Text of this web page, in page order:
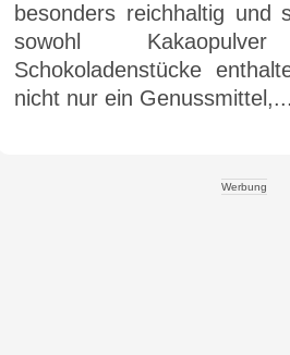
besonders reichhaltig und
sowohl
Schokoladenstücke
nicht nur ein Genussmittel,...
Werbung